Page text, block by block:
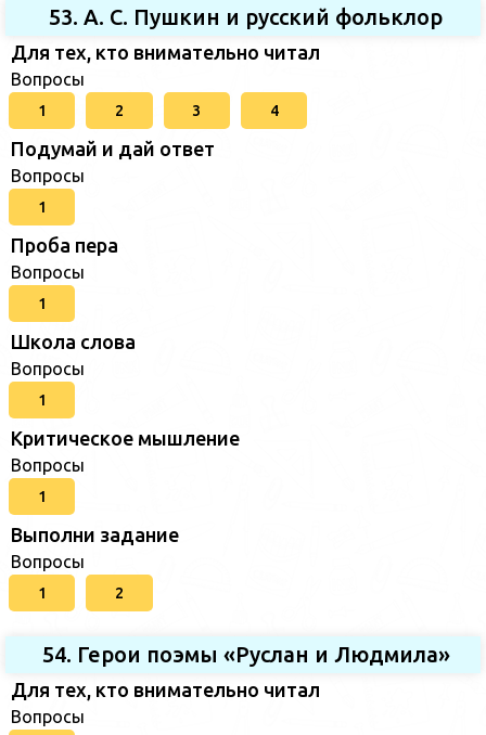
53. А. С. Пушкин и русский фольклор
Для тех, кто внимательно читал
Вопросы
1 2 3 4
Подумай и дай ответ
Вопросы
1
Проба пера
Вопросы
1
Школа слова
Вопросы
1
Критическое мышление
Вопросы
1
Выполни задание
Вопросы
1 2
54. Герои поэмы «Руслан и Людмила»
Для тех, кто внимательно читал
Вопросы